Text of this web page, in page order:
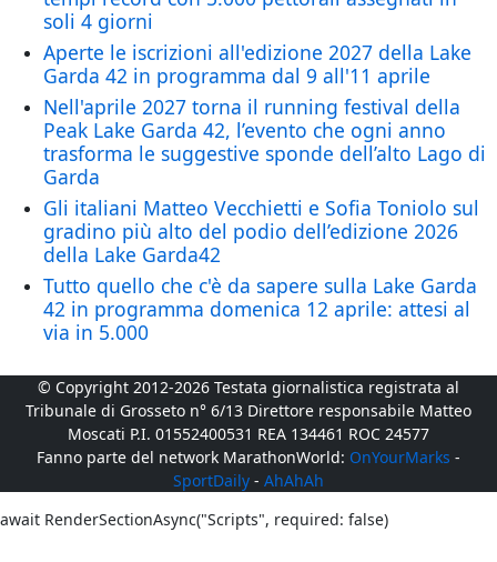
soli 4 giorni
Aperte le iscrizioni all'edizione 2027 della Lake
Garda 42 in programma dal 9 all'11 aprile
Nell'aprile 2027 torna il running festival della
Peak Lake Garda 42, l’evento che ogni anno
trasforma le suggestive sponde dell’alto Lago di
Garda
Gli italiani Matteo Vecchietti e Sofia Toniolo sul
gradino più alto del podio dell’edizione 2026
della Lake Garda42
Tutto quello che c'è da sapere sulla Lake Garda
42 in programma domenica 12 aprile: attesi al
via in 5.000
© Copyright 2012-2026 Testata giornalistica registrata al
Tribunale di Grosseto n° 6/13 Direttore responsabile Matteo
Moscati P.I. 01552400531 REA 134461 ROC 24577
Fanno parte del network MarathonWorld: OnYourMarks -
SportDaily - AhAhAh
await RenderSectionAsync("Scripts", required: false)